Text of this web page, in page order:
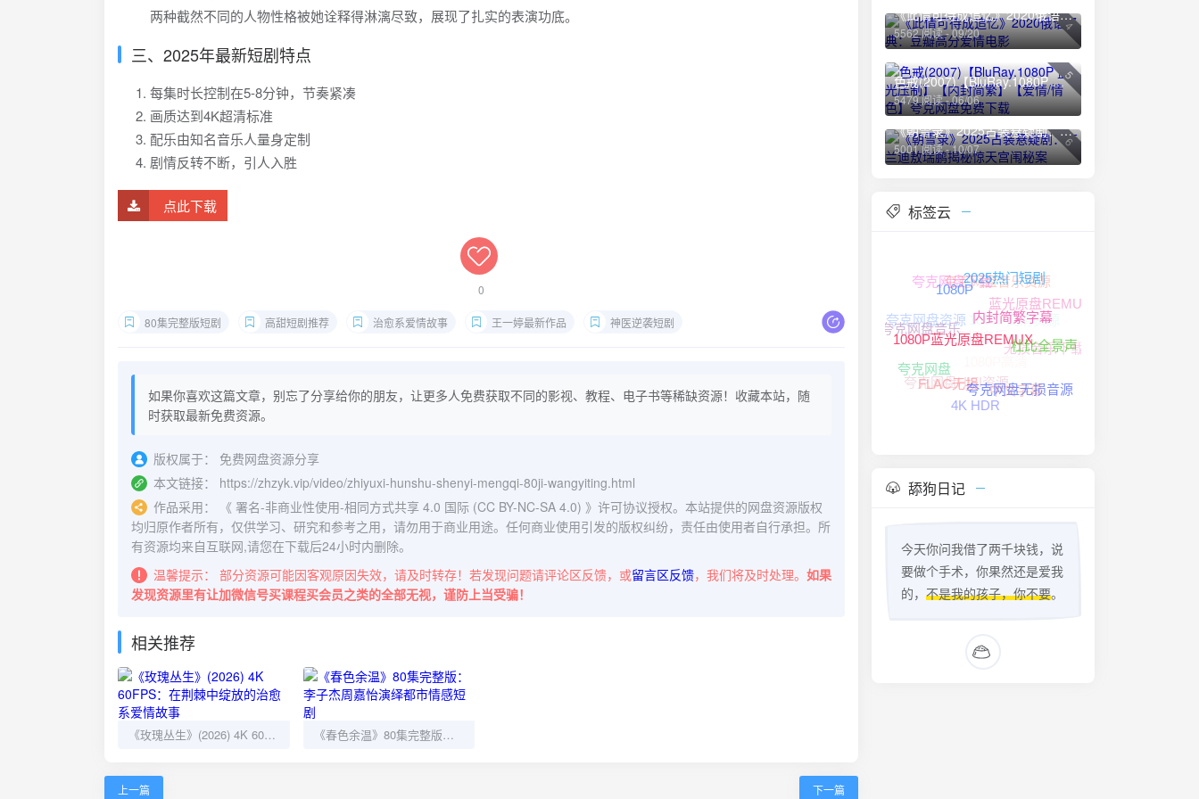
两种截然不同的人物性格被她诠释得淋漓尽致，展现了扎实的表演功底。
三、2025年最新短剧特点
每集时长控制在5-8分钟，节奏紧凑
画质达到4K超清标准
配乐由知名音乐人量身定制
剧情反转不断，引人入胜
点此下载
0
80集完整版短剧 高甜短剧推荐 治愈系爱情故事 王一婷最新作品 神医逆袭短剧
如果你喜欢这篇文章，别忘了分享给你的朋友，让更多人免费获取不同的影视、教程、电子书等稀缺资源！收藏本站，随
时获取最新免费资源。
版权属于：
免费网盘资源分享
本文链接：
https://zhzyk.vip/video/zhiyuxi-hunshu-shenyi-mengqi-80ji-wangyiting.html
作品采用：
《 署名-非商业性使用-相同方式共享 4.0 国际 (CC BY-NC-SA 4.0) 》许可协议授权。本站提供的网盘资源版权
均归原作者所有，仅供学习、研究和参考之用，请勿用于商业用途。任何商业使用引发的版权纠纷，责任由使用者自行承担。所
有资源均来自互联网,请您在下载后24小时内删除。
温馨提示：
部分资源可能因客观原因失效，请及时转存！若发现问题请评论区反馈，或留言区反馈，我们将及时处理。 如果
发现资源里有让加微信号买课程买会员之类的全部无视，谨防上当受骗！
相关推荐
《玫瑰丛生》(2026) 4K 60FPS：在荆棘中绽放的治愈系爱情故事 《春色余温》80集完整版：李子杰周嘉怡演绎都市情感短剧
上一篇 下一篇
4
《此情可待成追忆》2020俄语经典：豆瓣高分爱情电影
5562 阅读 - 09/20
5
色戒(2007)【BluRay.1080P 蓝光压制】【内封简繁】【爱情/情色】夸克网盘免费下载
5479 阅读 - 06/06
6
《朝雪录》2025古装悬疑剧：李兰迪敖瑞鹏揭秘惊天宫闱秘案
5001 阅读 - 10/07
标签云
夸克网盘无损音乐
夸克网盘资源
夸克网盘下载
夸克网盘音乐资源
1080P高清资源
1080P高清
夸克网盘HIFI资源
夸克网盘
夸克网盘音乐
1080P
2025热门短剧
蓝光原盘REMUX
无损音乐下载
中文字幕
4K HDR
FLAC无损
1080P蓝光原盘REMUX杜比全景声
夸克网盘无损音源
舔狗日记
今天你问我借了两千块钱，说
要做个手术，你果然还是爱我
的， 不是我的孩子，你不要。